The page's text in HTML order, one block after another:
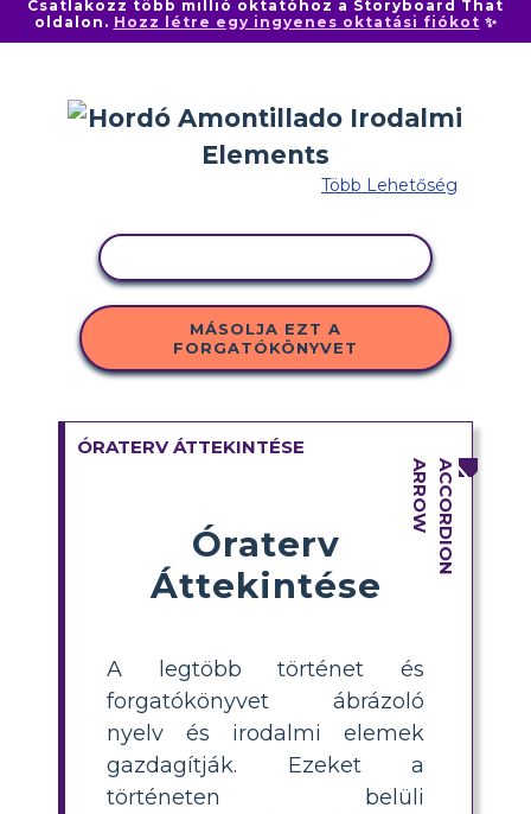
Csatlakozz több millió oktatóhoz a Storyboard That
oldalon. Hozz létre egy ingyenes oktatási fiókot ✨
Több Lehetőség
MÁSOLJA EZT A
FORGATÓKÖNYVET
ÓRATERV ÁTTEKINTÉSE
Óraterv
Áttekintése
A legtöbb történet és
forgatókönyvet ábrázoló
nyelv és irodalmi elemek
gazdagítják. Ezeket a
történeten belüli